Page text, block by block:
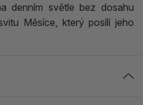
denním světle bez dosahu
Měsíce, který posílí jeho